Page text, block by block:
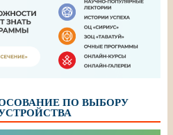
ПО ВЫБОРУ